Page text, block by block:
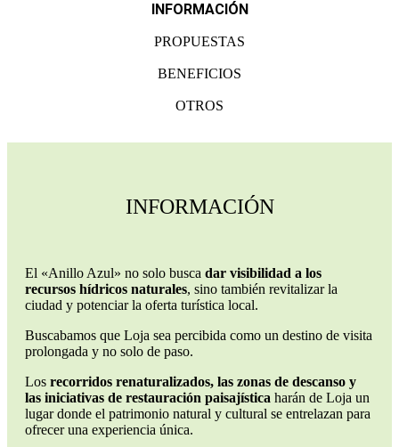
INFORMACIÓN
PROPUESTAS
BENEFICIOS
OTROS
INFORMACIÓN
El «Anillo Azul» no solo busca dar visibilidad a los
recursos hídricos naturales, sino también revitalizar la
ciudad y potenciar la oferta turística local.
Buscabamos que Loja sea percibida como un destino de visita
prolongada y no solo de paso.
Los recorridos renaturalizados, las zonas de descanso y
las iniciativas de restauración paisajística harán de Loja un
lugar donde el patrimonio natural y cultural se entrelazan para
ofrecer una experiencia única.